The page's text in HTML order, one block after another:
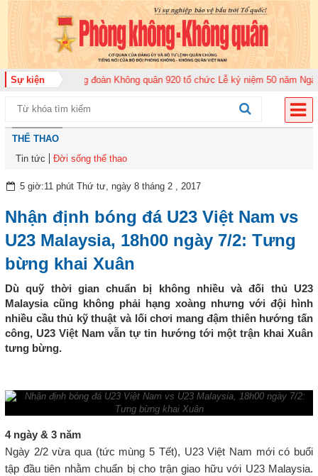
Sự kiện
2026 Trung đoàn Không quân 920 tổ chức Lễ kỷ niệm 50 năm Ngày
THỂ THAO
Tin tức
Đời sống thể thao
5 giờ:11 phút Thứ tư, ngày 8 tháng 2 , 2017
Nhận định bóng đá U23 Việt Nam vs
U23 Malaysia, 18h00 ngày 7/2: Tưng
bừng khai Xuân
Dù quỹ thời gian chuẩn bị không nhiều và đối thủ U23
Malaysia cũng không phải hạng xoàng nhưng với đội hình
nhiều cầu thủ kỹ thuật và lối chơi mang đậm thiên hướng tấn
công, U23 Việt Nam vẫn tự tin hướng tới một trận khai Xuân
tưng bừng.
4 ngày & 3 năm
Ngày 2/2 vừa qua (tức mùng 5 Tết), U23 Việt Nam mới có buổi
tập đầu tiên nhằm chuẩn bị cho trận giao hữu với U23 Malaysia.